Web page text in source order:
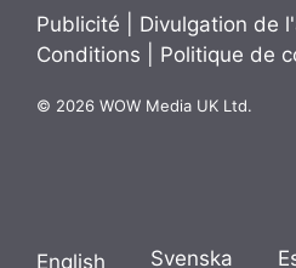
Publicité Divulgation de
Conditions
Politique de
© 2026 WOW Media UK Ltd.
English Svenska